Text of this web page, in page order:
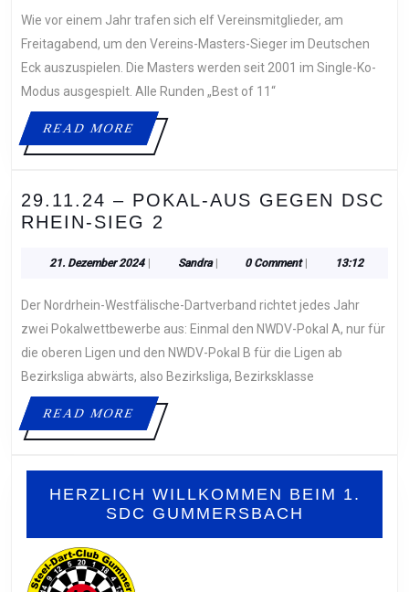
DIE
VEREINSMASTERS
Wie vor einem Jahr trafen sich elf Vereinsmitglieder, am
Freitagabend, um den Vereins-Masters-Sieger im Deutschen
Eck auszuspielen. Die Masters werden seit 2001 im Single-Ko-
Modus ausgespielt. Alle Runden „Best of 11“
READ MOREREAD
MORE
29.11.24 – POKAL-AUS GEGEN DSC
RHEIN-SIEG 2
POKAL-
GEGEN
DSC
RHEIN-
SIEG
21. Dezember 202421.
SandraSandra 0 Comment 13:12
Der Nordrhein-Westfälische-Dartverband richtet jedes Jahr
zwei Pokalwettbewerbe aus: Einmal den NWDV-Pokal A, nur für
die oberen Ligen und den NWDV-Pokal B für die Ligen ab
Bezirksliga abwärts, also Bezirksliga, Bezirksklasse
READ MOREREAD
MORE
HERZLICH WILLKOMMEN BEIM 1.
SDC GUMMERSBACH